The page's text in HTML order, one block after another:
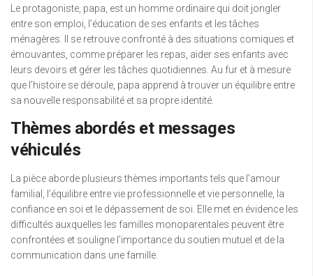
Le protagoniste, papa, est un homme ordinaire qui doit jongler
entre son emploi, l’éducation de ses enfants et les tâches
ménagères. Il se retrouve confronté à des situations comiques et
émouvantes, comme préparer les repas, aider ses enfants avec
leurs devoirs et gérer les tâches quotidiennes. Au fur et à mesure
que l’histoire se déroule, papa apprend à trouver un équilibre entre
sa nouvelle responsabilité et sa propre identité.
Thèmes abordés et messages
véhiculés
La pièce aborde plusieurs thèmes importants tels que l’amour
familial, l’équilibre entre vie professionnelle et vie personnelle, la
confiance en soi et le dépassement de soi. Elle met en évidence les
difficultés auxquelles les familles monoparentales peuvent être
confrontées et souligne l’importance du soutien mutuel et de la
communication dans une famille.